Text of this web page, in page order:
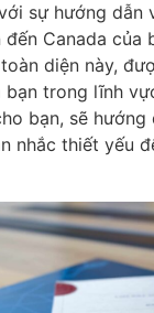
sự hướng dẫn
Canada của
diện này,
trong lĩnh
bạn, sẽ hướng
nhắc thiết yếu